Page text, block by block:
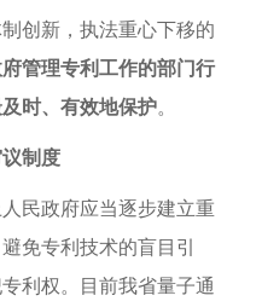
创新，执法重心下移的
管理专利工作的部门行
时、有效地保护。
制度
民政府应当逐步建立重
免专利技术的盲目引
利权。目前我省量子通